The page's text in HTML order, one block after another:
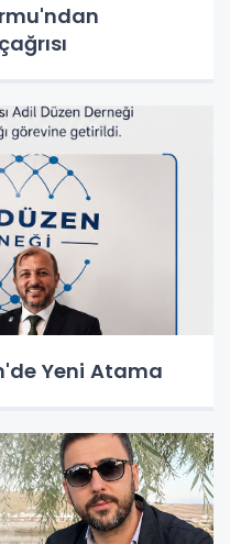
Yeni Atama